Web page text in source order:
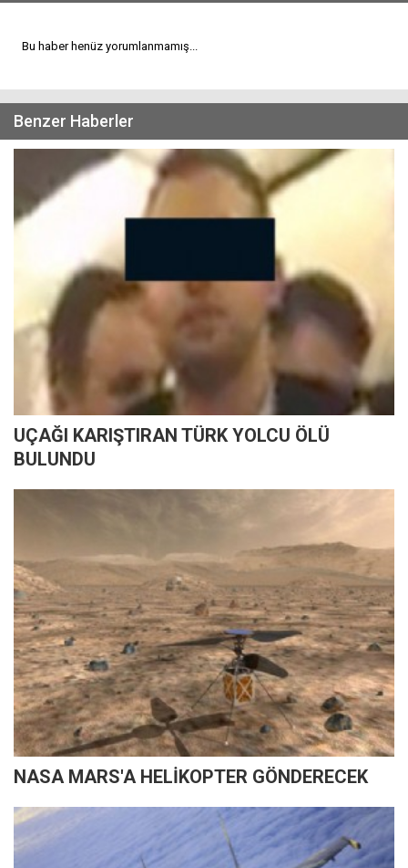
Bu haber henüz yorumlanmamış...
Benzer Haberler
UÇAĞI KARIŞTIRAN TÜRK YOLCU ÖLÜ
BULUNDU
NASA MARS'A HELİKOPTER GÖNDERECEK